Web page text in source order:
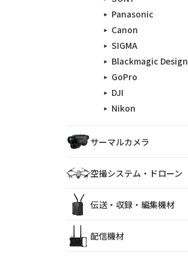
Panasonic
Canon
SIGMA
Blackmagic Design
GoPro
DJI
Nikon
サーマルカメラ
空撮システム・ドローン
伝送・収録・編集機材
配信機材